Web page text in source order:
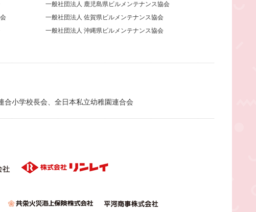
一般社団法人 鹿児島県ビルメンテナンス協会
一般社団法人 佐賀県ビルメンテナンス協会
一般社団法人 沖縄県ビルメンテナンス協会
小学校長会、全日本私立幼稚園連合会